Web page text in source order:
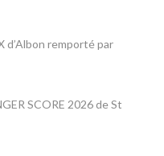
d’Albon remporté par
SCORE 2026 de St